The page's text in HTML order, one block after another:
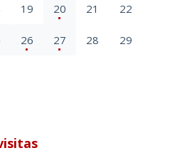
19 20 21 22
26 27 28 29